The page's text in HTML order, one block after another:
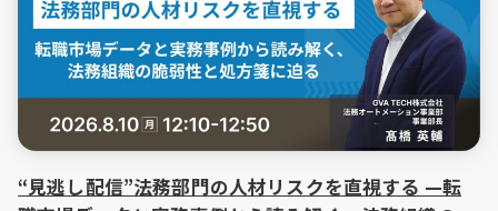
“見逃し配信”法務部門の人材リスクを直視する —転